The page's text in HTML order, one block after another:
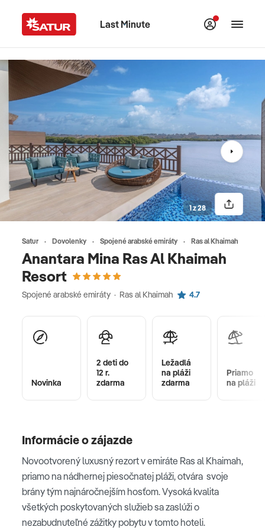
Last Minute
Satur Dovolenky Spojené arabské emiráty Ras al Khaimah
Anantara Mina Ras Al Khaimah
Resort
Spojené arabské emiráty · Ras al Khaimah 4.7
1 z 28
Novinka
2 deti do
12 r.
zdarma
Ležadlá
na pláži
zdarma
Priamo
na pláži
Informácie o zájazde
Novootvorený luxusný rezort v emiráte Ras al Khaimah,
priamo na nádhernej piesočnatej pláži, otvára svoje
brány tým najnáročnejším hosťom. Vysoká kvalita
všetkých poskytovaných služieb sa zaslúži o
nezabudnuteľné zážitky pobytu v tomto hoteli.